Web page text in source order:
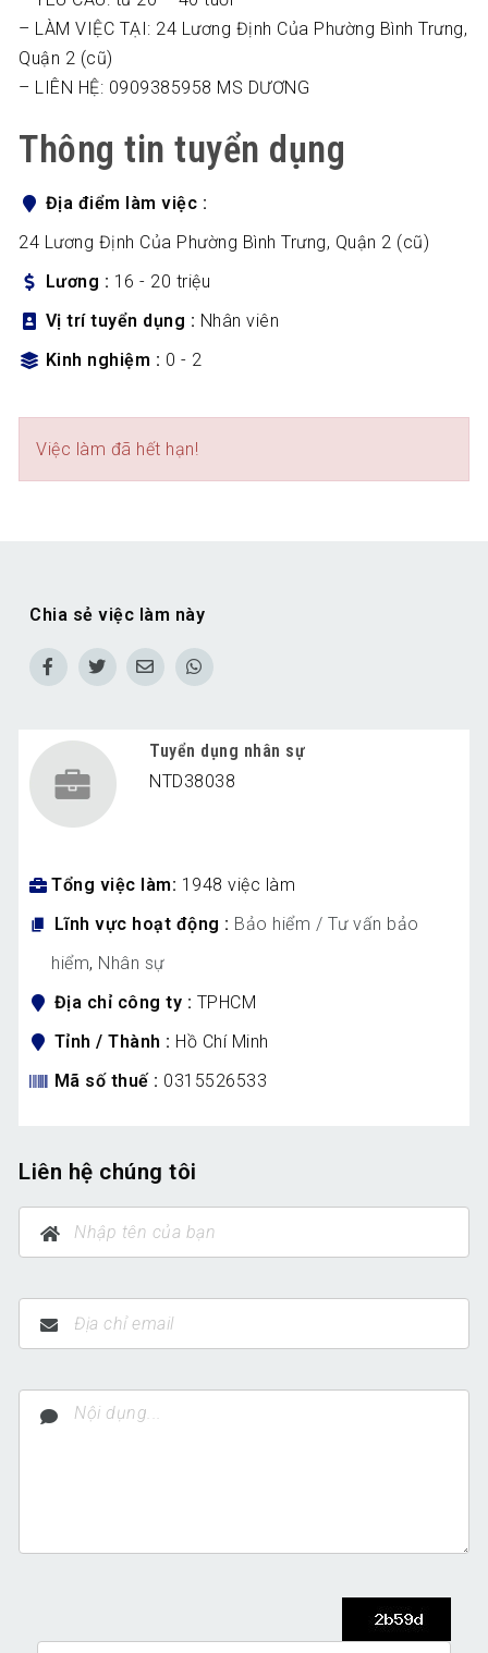
– LÀM VIỆC TẠI: 24 Lương Định Của Phường Bình Trưng,
Quận 2 (cũ)
– LIÊN HỆ: 0909385958 MS DƯƠNG
Thông tin tuyển dụng
Địa điểm làm việc
24 Lương Định Của Phường Bình Trưng, Quận 2 (cũ)
Lương
16 - 20 triệu
Vị trí tuyển dụng
Nhân viên
Kinh nghiệm
0 - 2
Việc làm đã hết hạn!
Chia sẻ việc làm này
Tuyển dụng nhân sự
NTD38038
Tổng việc làm
1948 việc làm
Lĩnh vực hoạt động
Bảo hiểm / Tư vấn bảo
hiểm, Nhân sự
Địa chỉ công ty
TPHCM
Tỉnh / Thành
Hồ Chí Minh
Mã số thuế
0315526533
Liên hệ chúng tôi